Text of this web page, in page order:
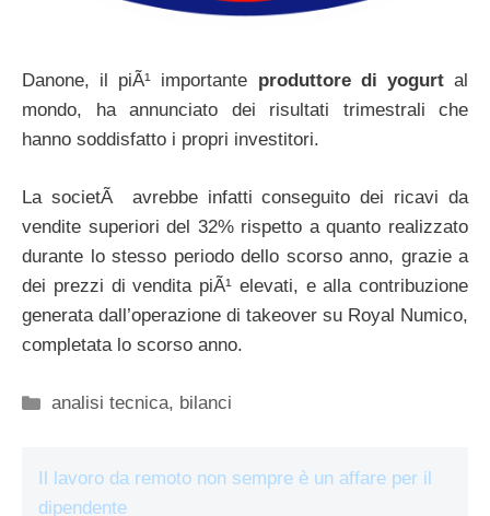
Danone, il piÃ¹ importante produttore di yogurtal
mondo, ha annunciato dei risultati trimestrali che
hanno soddisfatto i propri investitori.
La societÃ avrebbe infatti conseguito dei ricavi da
vendite superiori del 32% rispetto a quanto realizzato
durante lo stesso periodo dello scorso anno, grazie a
dei prezzi di vendita piÃ¹ elevati, e alla contribuzione
generata dall’operazione di takeover su Royal Numico,
completata lo scorso anno.
Categorie
analisi tecnica, bilanci
Il lavoro da remoto non sempre è un affare per il
dipendente